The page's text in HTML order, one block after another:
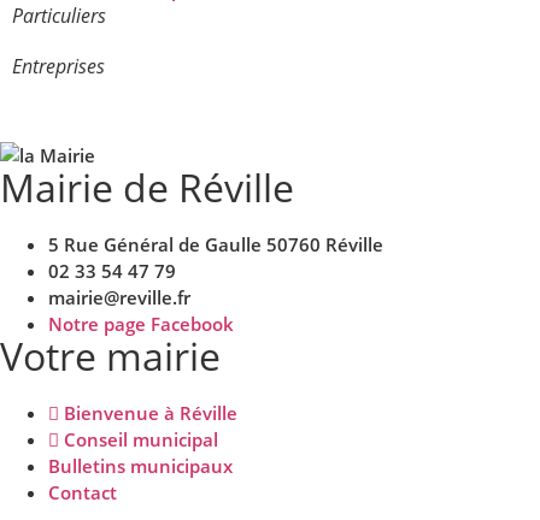
Particuliers
Entreprises
Mairie de Réville
5 Rue Général de Gaulle 50760 Réville
02 33 54 47 79
mairie@reville.fr
Notre page Facebook
Votre mairie
Bienvenue à Réville
Conseil municipal
Bulletins municipaux
Contact